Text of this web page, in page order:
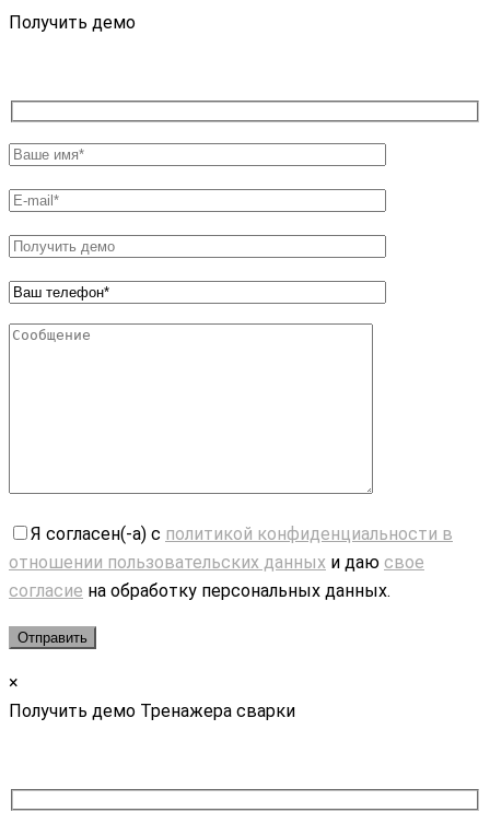
Получить демо
Я согласен(-а) с политикой конфиденциальности в
отношении пользовательских данных и даю свое
согласие на обработку персональных данных.
×
Получить демо Тренажера сварки